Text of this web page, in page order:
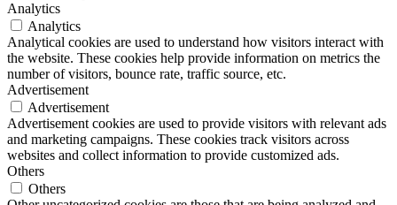
Analytics
Analytics
Analytical cookies are used to understand how visitors interact with
the website. These cookies help provide information on metrics the
number of visitors, bounce rate, traffic source, etc.
Advertisement
Advertisement
Advertisement cookies are used to provide visitors with relevant ads
and marketing campaigns. These cookies track visitors across
websites and collect information to provide customized ads.
Others
Others